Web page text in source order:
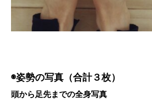
◉姿勢の写真（合計３枚）
頭から足先までの全身写真